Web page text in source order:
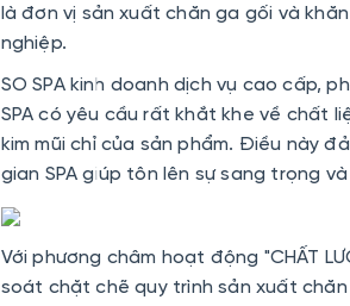
là đơn vị sản xuất chăn ga gối và
nghiệp.
SO SPA kinh doanh dịch vụ cao cấp,
SPA có yêu cầu rất khắt khe về chất
kim mũi chỉ của sản phẩm. Điều này
gian SPA giúp tôn lên sự sang trọng
Với phương châm hoạt động "CHẤT
soát chặt chẽ quy trình sản xuất